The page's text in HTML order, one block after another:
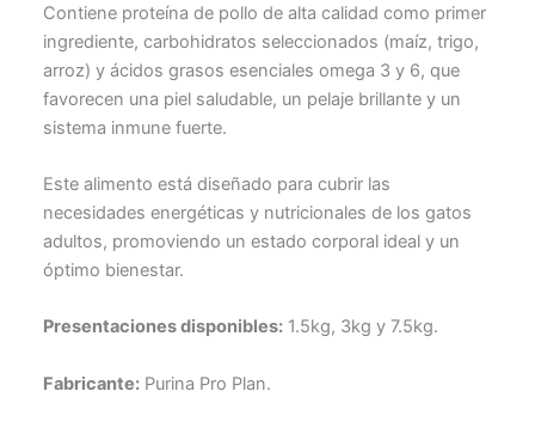
Contiene proteína de pollo de alta calidad como primer
ingrediente, carbohidratos seleccionados (maíz, trigo,
arroz) y ácidos grasos esenciales omega 3 y 6, que
favorecen una piel saludable, un pelaje brillante y un
sistema inmune fuerte.
Este alimento está diseñado para cubrir las
necesidades energéticas y nutricionales de los gatos
adultos, promoviendo un estado corporal ideal y un
óptimo bienestar.
Presentaciones disponibles: 1.5kg, 3kg y 7.5kg.
Fabricante: Purina Pro Plan.